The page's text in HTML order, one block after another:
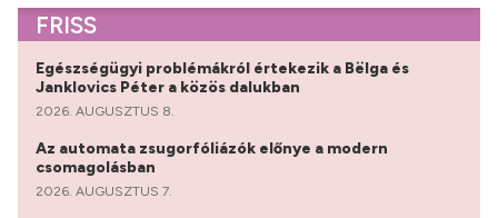
FRISS
Egészségügyi problémákról értekezik a Bëlga és
Janklovics Péter a közös dalukban
2026. AUGUSZTUS 8.
Az automata zsugorfóliázók előnye a modern
csomagolásban
2026. AUGUSZTUS 7.